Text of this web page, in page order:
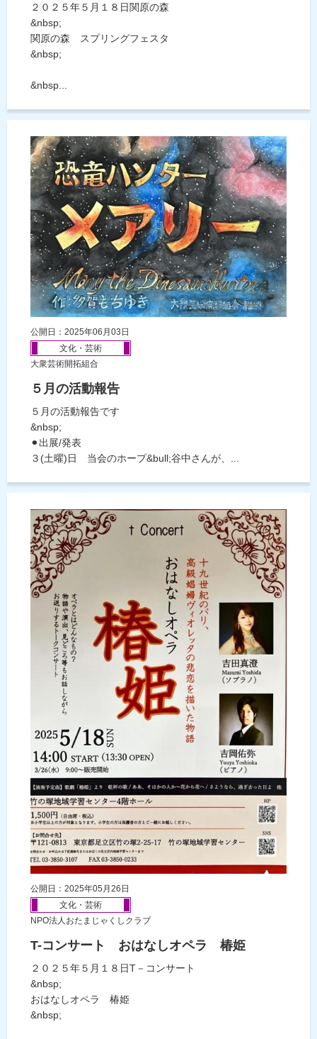
２０２５年５月１８日関原の森
&nbsp;
関原の森 スプリングフェスタ
&nbsp;
&nbsp...
公開日：2025年06月03日
文化・芸術
大衆芸術開拓組合
５月の活動報告
５月の活動報告です
&nbsp;
⚫︎出展/発表
３(土曜)日 当会のホープ&bull;谷中さんが、...
公開日：2025年05月26日
文化・芸術
NPO法人おたまじゃくしクラブ
T-コンサート おはなしオペラ 椿姫
２０２５年５月１８日T－コンサート
&nbsp;
おはなしオペラ 椿姫
&nbsp;